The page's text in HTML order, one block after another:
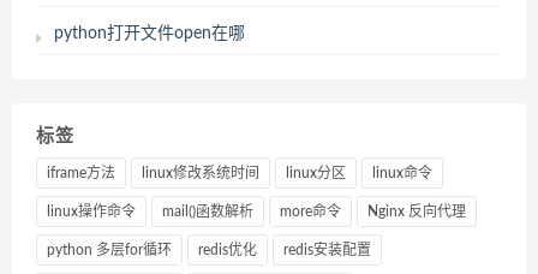
python打开文件open在哪
标签
iframe方法 linux修改系统时间 linux分区 linux命令
linux操作命令 mail()函数解析 more命令 Nginx 反向代理
python 多层for循环 redis优化 redis安装配置